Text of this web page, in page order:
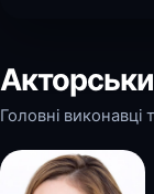
Головні виконавці